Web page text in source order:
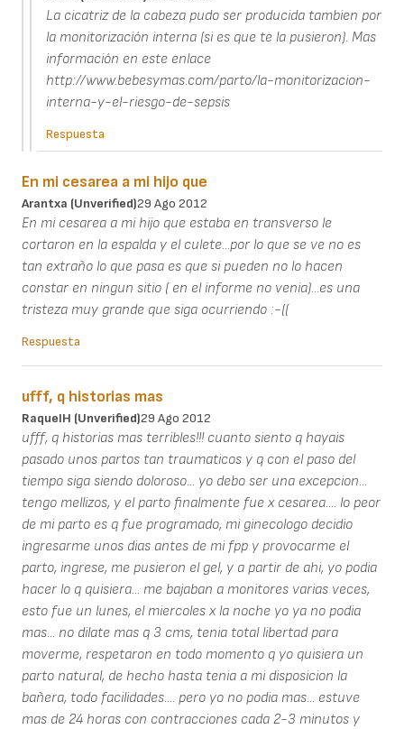
La cicatriz de la cabeza pudo ser producida tambien por
la monitorización interna (si es que te la pusieron). Mas
información en este enlace
http://www.bebesymas.com/parto/la-monitorizacion-
interna-y-el-riesgo-de-sepsis
Respuesta
En mi cesarea a mi hijo que
Arantxa (unverified)29 Ago 2012
En mi cesarea a mi hijo que estaba en transverso le
cortaron en la espalda y el culete...por lo que se ve no es
tan extraño lo que pasa es que si pueden no lo hacen
constar en ningun sitio ( en el informe no venia)...es una
tristeza muy grande que siga ocurriendo :-((
Respuesta
ufff, q historias mas
RaquelH (unverified)29 Ago 2012
ufff, q historias mas terribles!!! cuanto siento q hayais
pasado unos partos tan traumaticos y q con el paso del
tiempo siga siendo doloroso... yo debo ser una excepcion...
tengo mellizos, y el parto finalmente fue x cesarea.... lo peor
de mi parto es q fue programado, mi ginecologo decidio
ingresarme unos dias antes de mi fpp y provocarme el
parto, ingrese, me pusieron el gel, y a partir de ahi, yo podia
hacer lo q quisiera... me bajaban a monitores varias veces,
esto fue un lunes, el miercoles x la noche yo ya no podia
mas... no dilate mas q 3 cms, tenia total libertad para
moverme, respetaron en todo momento q yo quisiera un
parto natural, de hecho hasta tenia a mi disposicion la
bañera, todo facilidades.... pero yo no podia mas... estuve
mas de 24 horas con contracciones cada 2-3 minutos y